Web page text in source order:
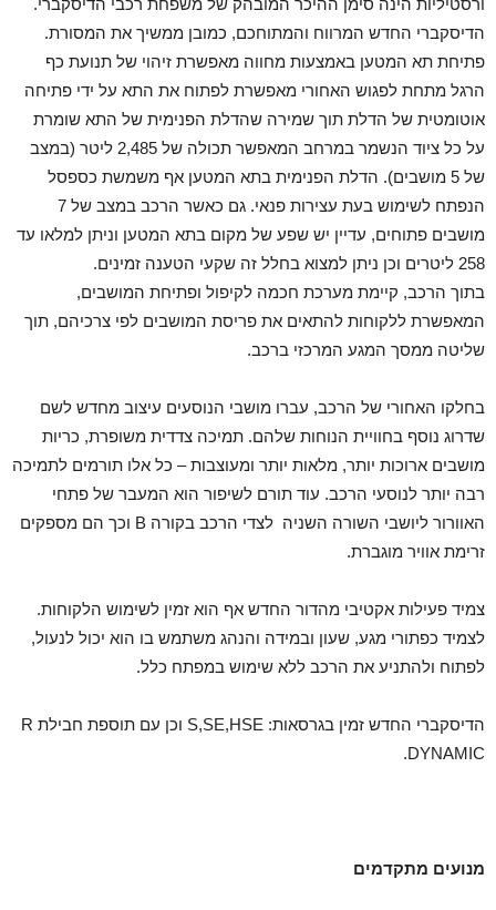
הדיסקברי החדש המרווח והמתוחכם, כמובן ממשיך את המסורת.
פתיחת תא המטען באמצעות מחווה מאפשרת זיהוי של תנועת כף
הרגל מתחת לפגוש האחורי מאפשרת לפתוח את התא על ידי פתיחה
אוטומטית של הדלת תוך שמירה שהדלת הפנימית של התא שומרת
על כל ציוד הנשמר במרחב המאפשר תכולה של 2,485 ליטר (במצב
של 5 מושבים). הדלת הפנימית בתא המטען אף משמשת כספסל
הנפתח לשימוש בעת עצירות פנאי. גם כאשר הרכב במצב של 7
מושבים פתוחים, עדיין יש שפע של מקום בתא המטען וניתן למלאו עד
258 ליטרים וכן ניתן למצוא בחלל זה שקעי הטענה זמינים.
בתוך הרכב, קיימת מערכת חכמה לקיפול ופתיחת המושבים,
המאפשרת ללקוחות להתאים את פריסת המושבים לפי צרכיהם, תוך
שליטה ממסך המגע המרכזי ברכב.
בחלקו האחורי של הרכב, עברו מושבי הנוסעים עיצוב מחדש לשם
שדרוג נוסף בחוויית הנוחות שלהם. תמיכה צדדית משופרת, כריות
מושבים ארוכות יותר, מלאות יותר ומעוצבות – כל אלו תורמים לתמיכה
רבה יותר לנוסעי הרכב. עוד תורם לשיפור הוא המעבר של פתחי
האוורור ליושבי השורה השניה לצדי הרכב בקורה B וכך הם מספקים
זרימת אוויר מוגברת.
צמיד פעילות אקטיבי מהדור החדש אף הוא זמין לשימוש הלקוחות.
לצמיד כפתורי מגע, שעון ובמידה והנהג משתמש בו הוא יכול לנעול,
לפתוח ולהתניע את הרכב ללא שימוש במפתח כלל.
הדיסקברי החדש זמין בגרסאות: S,SE,HSE וכן עם תוספת חבילת R
DYNAMIC.
מנועים מתקדמים